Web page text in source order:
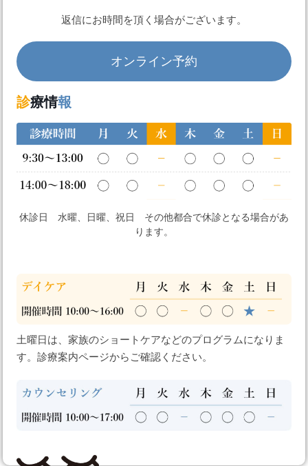
返信にお時間を頂く場合がございます。
オンライン予約
診療情報
休診日 水曜、日曜、祝日 その他都合で休診となる場合があ
ります。
土曜日は、家族のショートケアなどのプログラムになりま
す。診療案内ページからご確認ください。